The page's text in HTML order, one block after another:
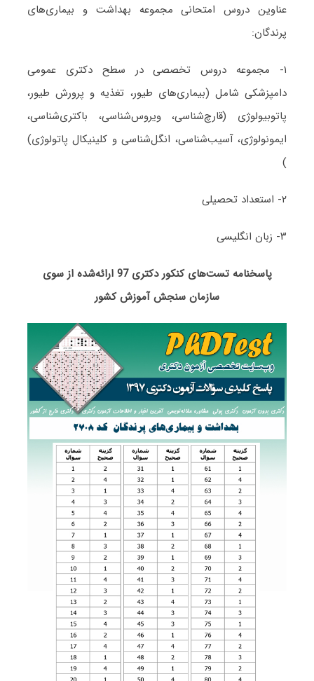
عناوین دروس امتحانی مجموعه بهداشت و بیماری‌های
پرندگان:
۱- مجموعه دروس تخصصی در سطح دکتری عمومی
دامپزشکی شامل (بیماری‌های طیور، تغذیه و پرورش طیور،
پاتوبیولوژی (قارچ‌شناسی، ویروس‌شناسی، باکتری‌شناسی،
ایمونولوژی، آسیب‌شناسی، انگل‌شناسی و کلینیکال پاتولوژی)
)
۲- استعداد تحصیلی
۳- زبان انگلیسی
پاسخنامه تست‌های کنکور دکتری 97 ارائه‌شده از سوی
سازمان سنجش آموزش کشور